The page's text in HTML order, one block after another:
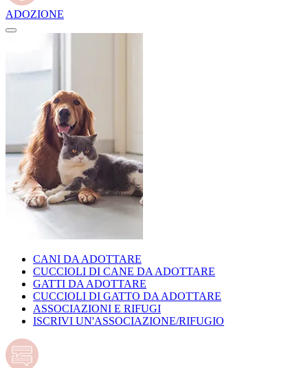
ADOZIONE
CANI DA ADOTTARE
CUCCIOLI DI CANE DA ADOTTARE
GATTI DA ADOTTARE
CUCCIOLI DI GATTO DA ADOTTARE
ASSOCIAZIONI E RIFUGI
ISCRIVI UN'ASSOCIAZIONE/RIFUGIO